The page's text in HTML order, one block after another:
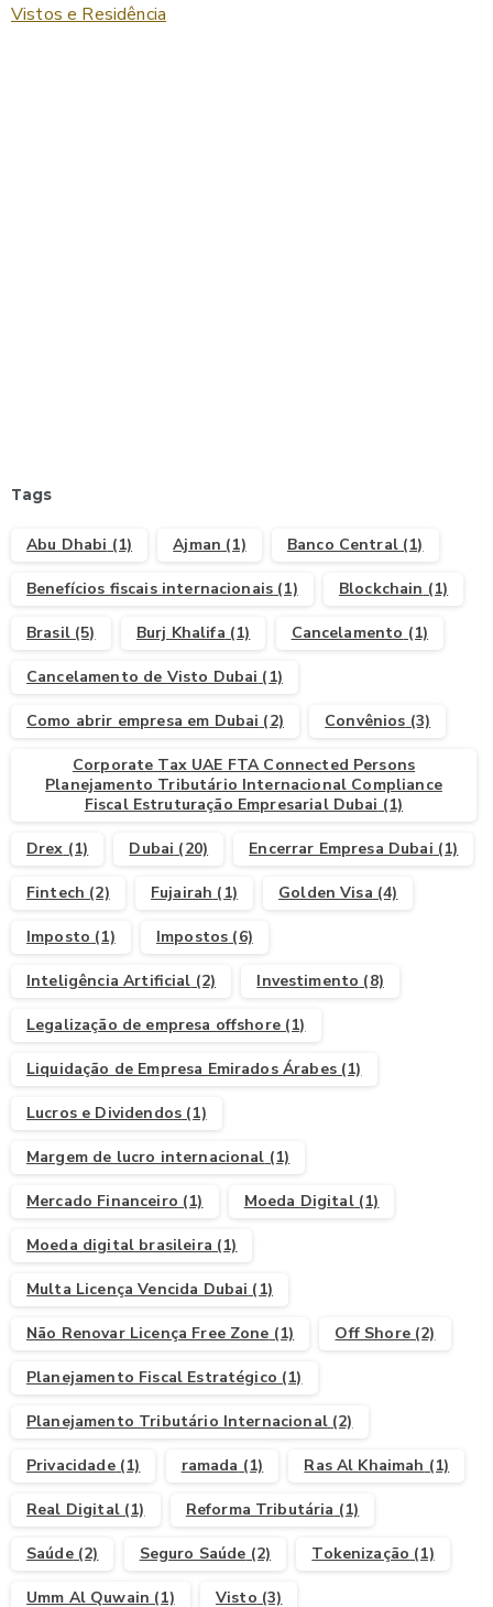
Vistos e Residência
Tags
Abu Dhabi (1) Ajman (1) Banco Central(1)
Benefícios fiscais internacionais (1) Blockchain (1)
Brasil(5) Burj Khalifa (1) Cancelamento (1)
Cancelamento de Visto Dubai (1)
Como abrir empresa em Dubai (2) Convênios (3)
Corporate Tax UAE FTA Connected Persons
Planejamento Tributário Internacional Compliance
Fiscal Estruturação Empresarial Dubai (1)
Drex (1) Dubai (20) Encerrar Empresa Dubai (1)
Fintech (2) Fujairah (1) Golden Visa (4)
Imposto (1) Impostos (6)
Inteligência Artificial (2) Investimento (8)
Legalização de empresa offshore(1)
Liquidação de Empresa Emirados Árabes(1)
Lucros e Dividendos (1)
Margem de lucro internacional (1)
Mercado Financeiro (1) Moeda Digital(1)
Moeda digital brasileira (1)
Multa Licença Vencida Dubai (1)
Não Renovar Licença Free Zone (1) Off Shore(2)
Planejamento Fiscal Estratégico (1)
Planejamento Tributário Internacional(2)
Privacidade(1) ramada (1) Ras Al Khaimah (1)
Real Digital(1) Reforma Tributária (1)
Saúde(2) Seguro Saúde (2) Tokenização (1)
Umm Al Quwain (1) Visto (3)